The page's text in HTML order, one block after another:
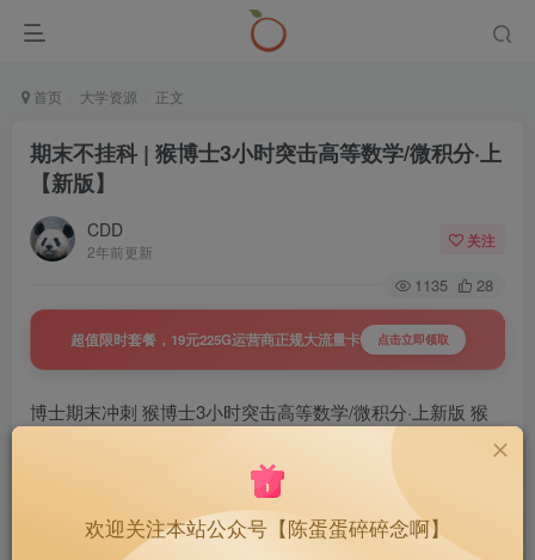
首页 大学资源 正文
期末不挂科 | 猴博士3小时突击高等数学/微积分·上
【新版】
CDD
2年前更新
关注
1135 28
超值限时套餐，19元225G运营商正规大流量卡 点击立即领取
博士期末冲刺 猴博士3小时突击高等数学/微积分·上新版 猴
欢迎关注本站公众号【陈蛋蛋碎碎念啊】